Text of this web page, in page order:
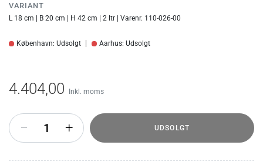
VARIANT
L 18 cm | B 20 cm | H 42 cm | 2 ltr | Varenr. 110-026-00
København: Udsolgt Aarhus: Udsolgt
4.404,00 Inkl. moms
+ UDSOLGT